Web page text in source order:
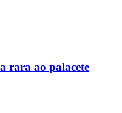
rara ao palacete